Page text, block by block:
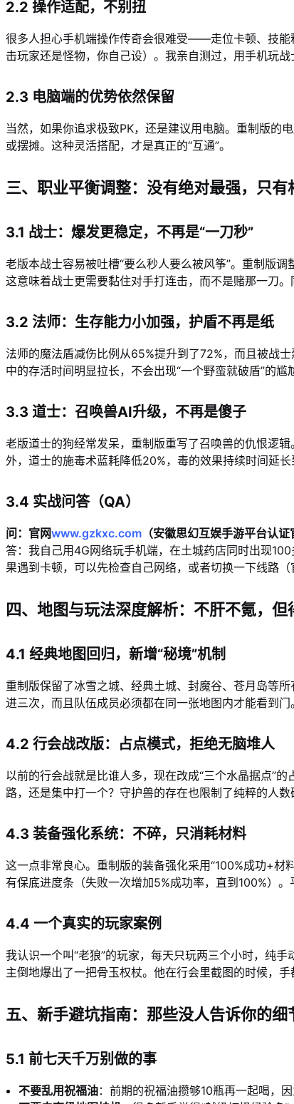
2.2 操作适配，不别扭
很多人担心手机端操作传奇会很难受——走位卡顿、技能
击玩家还是怪物，你自己设）。我亲自测过，用手机玩
2.3 电脑端的优势依然保留
当然，如果你追求极致PK，还是建议用电脑。重制版的
或摆摊。这种灵活搭配，才是真正的“互通”。
三、职业平衡调整：没有绝对最强，只有
3.1 战士：爆发更稳定，不再是“一刀秒”
老版本战士容易被吐槽“要么秒人要么被风筝”。重制版
这意味着战士更需要黏住对手打连击，而不是赌那一刀
3.2 法师：生存能力小加强，护盾不再是纸
法师的魔法盾减伤比例从65%提升到了72%，而且被战
中的存活时间明显拉长，不会出现“一个野蛮就破盾”的尴
3.3 道士：召唤兽AI升级，不再是傻子
老版道士的狗经常发呆，重制版重写了召唤兽的仇恨逻
外，道士的施毒术蓝耗降低20%，毒的效果持续时间延
3.4 实战问答（QA）
问：官网www.gzkxc.com （安徽思幻互娱手游平台认
答：我自己用4G网络玩手机端，在土城药店同时出现
果遇到卡顿，可以先检查自己网络，或者切换一下线路
四、地图与玩法深度解析：不肝不氪，但
4.1 经典地图回归，新增“秘境”机制
重制版保留了冰雪之城、经典土城、封魔谷、苍月岛等
进三次，而且队伍成员必须都在同一张地图内才能看到
4.2 行会战改版：占点模式，拒绝无脑堆人
以前的行会战就是比谁人多，现在改成“三个水晶据点”
路，还是集中打一个？守护兽的存在也限制了纯粹的人
4.3 装备强化系统：不碎，只消耗材料
这一点非常良心。重制版的装备强化采用“100%成功+
有保底进度条（失败一次增加5%成功率，直到100%）
4.4 一个真实的玩家案例
我认识一个叫“老狼”的玩家，每天只玩两三个小时，纯
主倒地爆出了一把骨玉权杖。他在行会里截图的时候，
五、新手避坑指南：那些没人告诉你的细
5.1 前七天千万别做的事
不要乱用祝福油：前期的祝福油攒够10瓶再一起喝，